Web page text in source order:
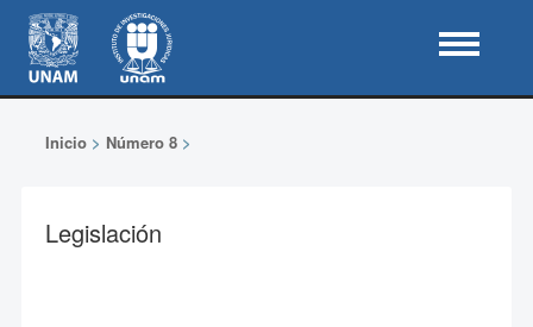
Inicio> Número 8>
Legislación